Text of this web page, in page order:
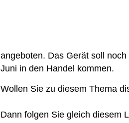
angeboten. Das Gerät soll
Juni in den Handel kommen.
Wollen Sie zu diesem Thema
Dann folgen Sie gleich diesem